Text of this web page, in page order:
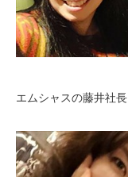
エムシャスの藤井社長